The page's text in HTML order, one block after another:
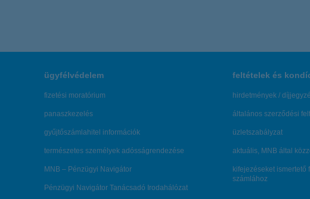
ügyfélvédelem
fizetési moratórium
panaszkezelés
gyűjtőszámlahitel információk
természetes személyek adósságrendezése
MNB – Pénzügyi Navigátor
Pénzügyi Navigátor Tanácsadó Irodahálózat
feltételek és
hirdetmények /
általános szerződési
üzletszabályzat
aktuális, MNB által
kifejezéseket ismertető
számlához